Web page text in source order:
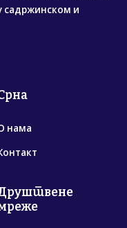
садржинском и
нама